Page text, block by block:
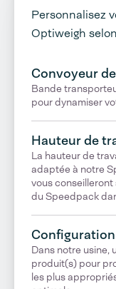
Personnalisez
Optiweigh
Convoyeur
Bande
pour dynamiser
Hauteur de
La hauteur de
adaptée à notre
vous
du Speedpack
Dans notre usine,
produit(s) pour
les plus